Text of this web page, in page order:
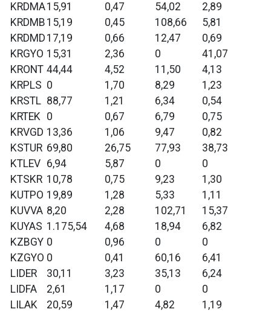
KRDMA15,91 0,47 54,02
2,89
KRDMB 15,19 0,45 108,66
5,81
KRDMD 17,19 0,66 12,47
0,69
KRGYO 15,31 2,36 0
41,07
KRONT 44,44 4,52 11,50
4,13
KRPLS 0 1,70 8,29
1,23
KRSTL 88,77 1,21 6,34
0,54
KRTEK 0 0,67 6,79
0,75
KRVGD 13,36 1,06 9,47
0,82
KSTUR 69,80 26,75 77,93
38,73
KTLEV 6,94 5,87 0
0
KTSKR 10,78 0,75 9,23
1,30
KUTPO 19,89 1,28 5,33
1,11
KUVVA 8,20 2,28 102,71
15,37
KUYAS 1.175,54 4,68 18,94
6,82
KZBGY 0 0,96 0
0
KZGYO 0 0,41 60,16
6,41
LIDER
30,11 3,23 35,13
6,24
LIDFA
2,61 1,17 0
0
LILAK
20,59 1,47 4,82
1,19